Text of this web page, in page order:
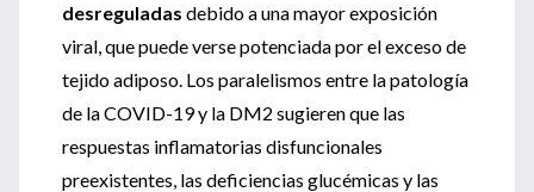
desreguladas debido a una mayor exposición
viral, que puede verse potenciada por el exceso de
tejido adiposo. Los paralelismos entre la patología
de la COVID-19 y la DM2 sugieren que las
respuestas inflamatorias disfuncionales
preexistentes, las deficiencias glucémicas y las